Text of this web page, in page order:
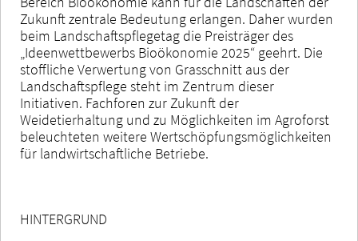
Zukunft zentrale Bedeutung erlangen. Daher wurden
beim Landschaftspflegetag die Preisträger des
„Ideenwettbewerbs Bioökonomie 2025“ geehrt. Die
stoffliche Verwertung von Grasschnitt aus der
Landschaftspflege steht im Zentrum dieser
Initiativen. Fachforen zur Zukunft der
Weidetierhaltung und zu Möglichkeiten im Agroforst
beleuchteten weitere Wertschöpfungsmöglichkeiten
für landwirtschaftliche Betriebe.
HINTERGRUND